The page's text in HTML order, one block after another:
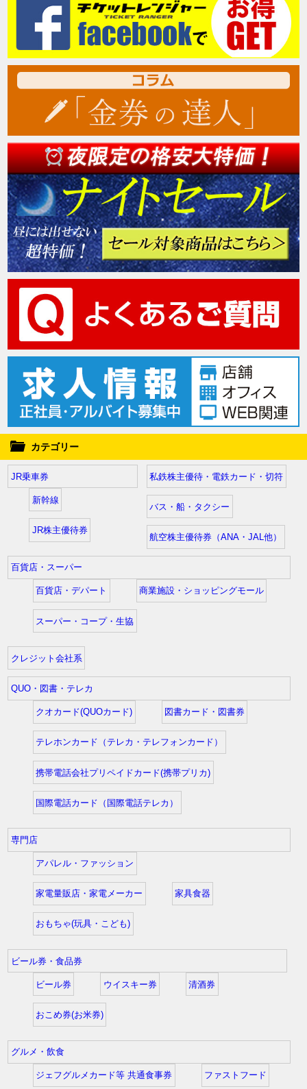
カテゴリー
JR乗車券
新幹線
JR株主優待券
私鉄株主優待・電鉄カード・切符
バス・船・タクシー
航空株主優待券（ANA・JAL他）
百貨店・スーパー
百貨店・デパート 商業施設・ショッピングモール
スーパー・コープ・生協
クレジット会社系
QUO・図書・テレカ
クオカード(QUOカード) 図書カード・図書券
テレホンカード（テレカ・テレフォンカード）
携帯電話会社プリペイドカード(携帯プリカ)
国際電話カード（国際電話テレカ）
専門店
アパレル・ファッション
家電量販店・家電メーカー 家具食器
おもちゃ(玩具・こども)
ビール券・食品券
ビール券 ウイスキー券 清酒券
おこめ券(お米券)
グルメ・飲食
ジェフグルメカード等 共通食事券 ファストフード